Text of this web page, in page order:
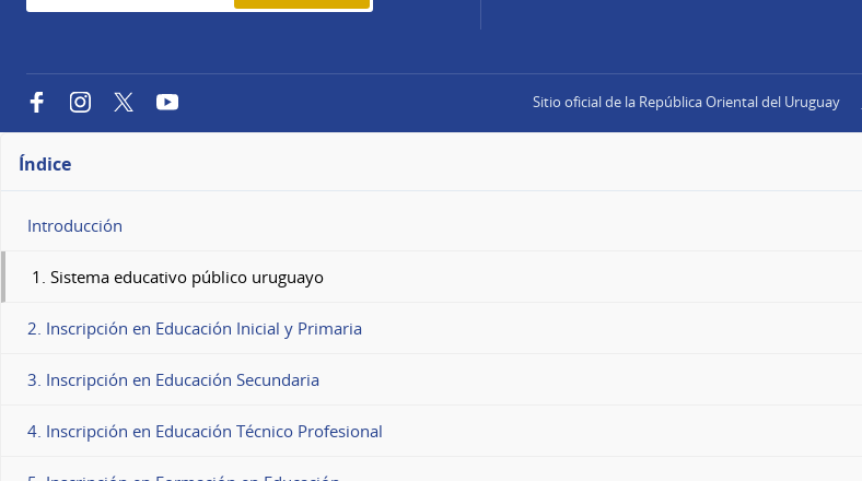
FacebookInstagramTwitterYouTube Sitio oficial de la República Oriental del Uruguay
Índice
Introducción
1. Sistema educativo público uruguayo
2. Inscripción en Educación Inicial y Primaria
3. Inscripción en Educación Secundaria
4. Inscripción en Educación Técnico Profesional